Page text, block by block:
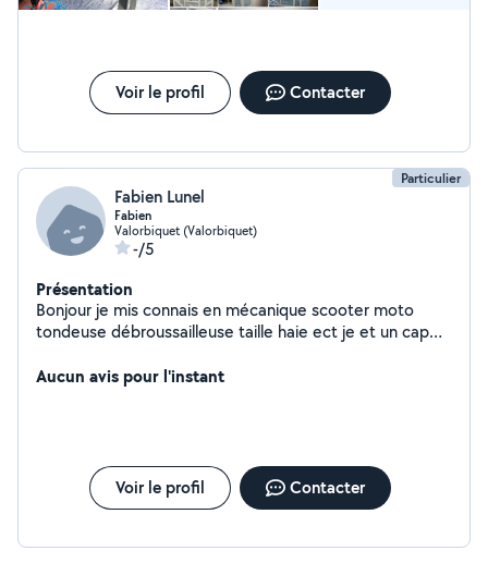
Voir le profil Contacter
Particulier
Fabien Lunel
Fabien
Valorbiquet (Valorbiquet)
-/5
Présentation
Bonjour je mis connais en mécanique scooter moto
tondeuse débroussailleuse taille haie ect je et un cap
pour des travaux je peut aidé pour faire les haïe la
Aucun avis pour l'instant
Voir le profil Contacter